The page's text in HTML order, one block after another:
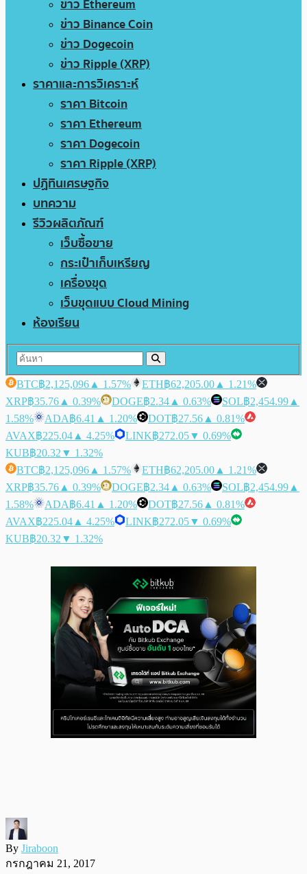
ข่าว Ethereum
ข่าว Binance Coin
ข่าว Dogecoin
ข่าว Ripple (XRP)
ราคาและการวิเคราะห์
ราคา Bitcoin
ราคา Ethereum
ราคา Dogecoin
ราคา Ripple (XRP)
ปฏิทินเศรษฐกิจ
บทความ
รีวิวผลิตภัณฑ์
เว็บซื้อขาย
กระเป๋าเก็บเหรียญ
เครื่องขุด
เว็บขุดแบบ Cloud Mining
ห้องเรียน
BTC฿2,125,096 ▲ 1.57% ETH฿62,205.00 ▲ 1.21%
XRP฿35.76 ▲ 0.39% DOGE฿2.34 ▲ 0.63% SOL฿2,454.99 ▲
1.58%
ADA฿6.41 ▲ 1.20% DOT฿27.56 ▲ 0.81%
AVAX฿225.04 ▲ 4.25% LINK฿272.05▼ 0.69%
KUB฿20.32 ▼ 1.32%
BTC฿2,125,096 ▲ 1.57% ETH฿62,205.00 ▲ 1.21%
XRP฿35.76 ▲ 0.39% DOGE฿2.34 ▲ 0.63% SOL฿2,454.99 ▲
1.58%
ADA฿6.41 ▲ 1.20% DOT฿27.56 ▲ 0.81%
AVAX฿225.04 ▲ 4.25% LINK฿272.05▼ 0.69%
KUB฿20.32 ▼ 1.32%
By Jiraboon
กรกฎาคม 21, 2017